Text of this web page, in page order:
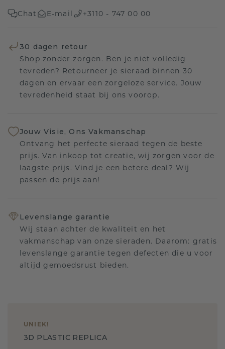
Chat E-mail +3110 - 747 00 00
30 dagen retour
Shop zonder zorgen. Ben je niet volledig
tevreden? Retourneer je sieraad binnen 30
dagen en ervaar een zorgeloze service. Jouw
tevredenheid staat bij ons voorop.
Jouw Visie, Ons Vakmanschap
Ontvang het perfecte sieraad tegen de beste
prijs. Van inkoop tot creatie, wij zorgen voor de
laagste prijs. Vind je een betere deal? Wij
passen de prijs aan!
Levenslange garantie
Wij staan achter de kwaliteit en het
vakmanschap van onze sieraden. Daarom: gratis
levenslange garantie tegen defecten die u voor
altijd gemoedsrust bieden.
UNIEK!
3D PLASTIC REPLICA